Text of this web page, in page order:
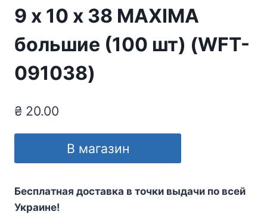
9 х 10 х 38 MAXIMA
большие (100 шт) (WFT-
091038)
₴ 20.00
В магазин
Бесплатная доставка в точки выдачи по всей
Украине!